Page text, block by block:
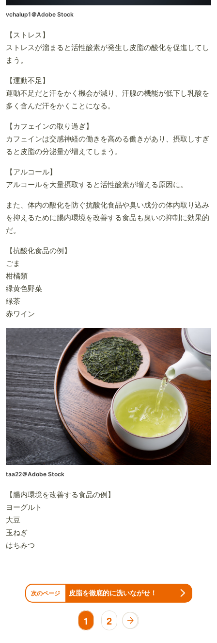
vchalup1＠Adobe Stock
【ストレス】
ストレスが溜まると活性酸素が発生し皮脂の酸化を促進してし
まう。
【運動不足】
運動不足だと汗をかく機会が減り、汗腺の機能が低下し乳酸を
多く含んだ汗をかくことになる。
【カフェインの取り過ぎ】
カフェインは交感神経の働きを高める働きがあり、摂取しすぎ
ると皮脂の分泌量が増えてしまう。
【アルコール】
アルコールを大量摂取すると活性酸素が増える原因に。
また、体内の酸化を防ぐ抗酸化食品や臭い成分の体内取り込み
を抑えるために腸内環境を改善する食品も臭いの抑制に効果的
だ。
【抗酸化食品の例】
ごま
柑橘類
緑黄色野菜
緑茶
赤ワイン
taa22＠Adobe Stock
【腸内環境を改善する食品の例】
ヨーグルト
大豆
玉ねぎ
はちみつ
次のページ 皮脂を徹底的に洗いながせ！
1 2